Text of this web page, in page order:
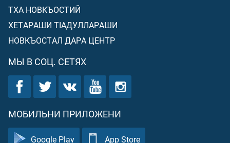
ТХА НОВКЪОСТИЙ
ХЕТАРАШИ ТIАДУЛЛАРАШИ
НОВКЪОСТАЛ ДАРА ЦЕНТР
МЫ В СОЦ. СЕТЯХ
МОБИЛЬНИ ПРИЛОЖЕНИ
Google Play App Store